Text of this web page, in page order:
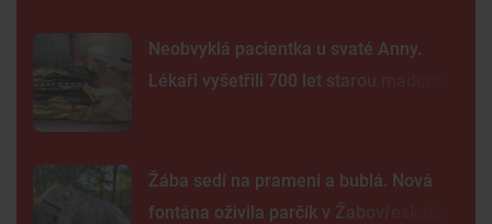
Neobvyklá pacientka u svaté Anny.
Lékaři vyšetřili 700 let starou madonu
Žába sedí na prameni a bublá. Nová
fontána oživila parčík v Žabovřeskách